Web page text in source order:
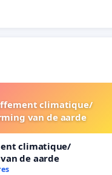
climatique/
van de aarde
climatique/
de aarde